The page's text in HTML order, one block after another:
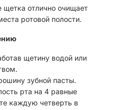
щетка отлично очищает
ротовой полости.
щетину водой или
зубной пасты.
рта на 4 равные
каждую четверть в